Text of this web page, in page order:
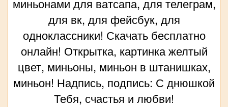
миньонами для ватсапа, для телеграм,
для вк, для фейсбук, для
одноклассники! Скачать бесплатно
онлайн! Открытка, картинка желтый
цвет, миньоны, миньон в штанишках,
миньон! Надпись, подпись: С днюшкой
Тебя, счастья и любви!